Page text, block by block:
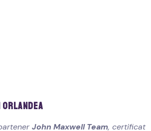
John Maxwell Team, certificat